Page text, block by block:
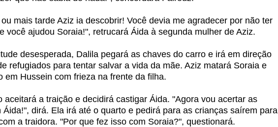
mais tarde Aziz ia descobrir! Você devia me agradecer por não ter
você ajudou Soraia!", retrucará Áida à segunda mulher de Aziz.
desesperada, Dalila pegará as chaves do carro e irá em direção
refugiados para tentar salvar a vida da mãe. Aziz matará Soraia e
em Hussein com frieza na frente da filha.
aceitará a traição e decidirá castigar Áida. "Agora vou acertar as
Áida!", dirá. Ela irá até o quarto e pedirá para as crianças saírem para
a traidora. "Por que fez isso com Soraia?", questionará.